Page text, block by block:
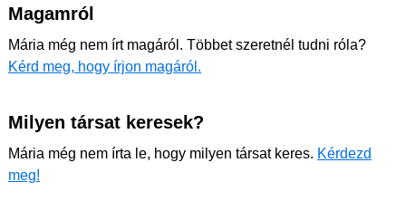
Magamról
Mária még nem írt magáról. Többet szeretnél tudni róla?
Kérd meg, hogy írjon magáról.
Milyen társat keresek?
Mária még nem írta le, hogy milyen társat keres. Kérdezd
meg!